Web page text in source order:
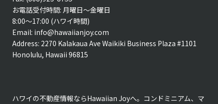
お電話受付時間: 月曜日〜金曜日
8:00〜17:00 (ハワイ時間)
Email: info@hawaiianjoy.com
Address: 2270 Kalakaua Ave Waikiki Business Plaza #1101
Honolulu, Hawaii 96815
ハワイの不動産情報ならHawaiian Joyへ。コンドミニアム、マ